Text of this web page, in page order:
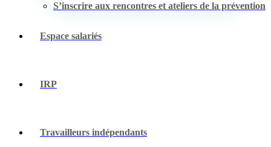
S’inscrire aux rencontres et ateliers de la prévention
Espace salariés
IRP
Travailleurs indépendants